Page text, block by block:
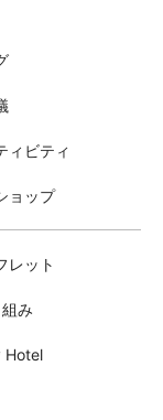
ィビティ
ョップ
レット
み
Hotel